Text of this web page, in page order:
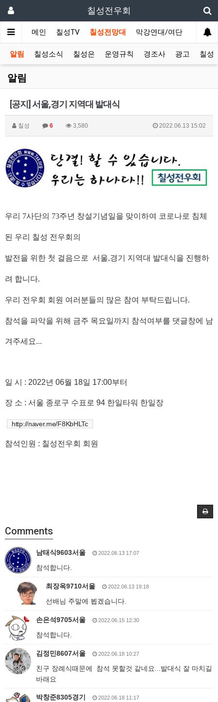
칠성전우회
메인 칠성TV 칠성전망대 막강연대/여단 사단
알림 칠성소식 칠성은 운영규칙 경조사 광고 칠성
알림
[공지] 서울,경기 지역대 발대식
칠성 6 3,580 2022.06.13 15:02
우리 7사단의 73주년 창설기념일을 맞이하여 코로나로 침체
된 우리 칠성 전우회의
발전을 위한 첫 걸음으로 서울,경기 지역대 발대식을 진행하
려 합니다.
우리 전우회 회원 여러분들의 많은 참여 부탁드립니다.
참석을 파악을 위해 금주 목요일까지 참석여부를 댓글창에 남
겨주세요...
일 시 : 2022년 06월 18일 17:00부터
장 소 : 서울 종로구 수표로 94 한일타워 한일장
http://naver.me/F8KbHLTc
참석인원 : 칠성전우회 회원
Comments
남태식9603서울 2022.06.13 17:07
참석합니다.
최장옥9710서울 2022.06.13 19:18
선배님 주말에 뵙겠습니다.
손은석9705서울 2022.06.15 12:30
참석합니다.
김정민8607서울 2022.06.18 10:27
친구 장례식때문에 참석 못할것 같네요...발대식 잘 마치길
바래요
박창준8305경기 2022.06.18 11:17